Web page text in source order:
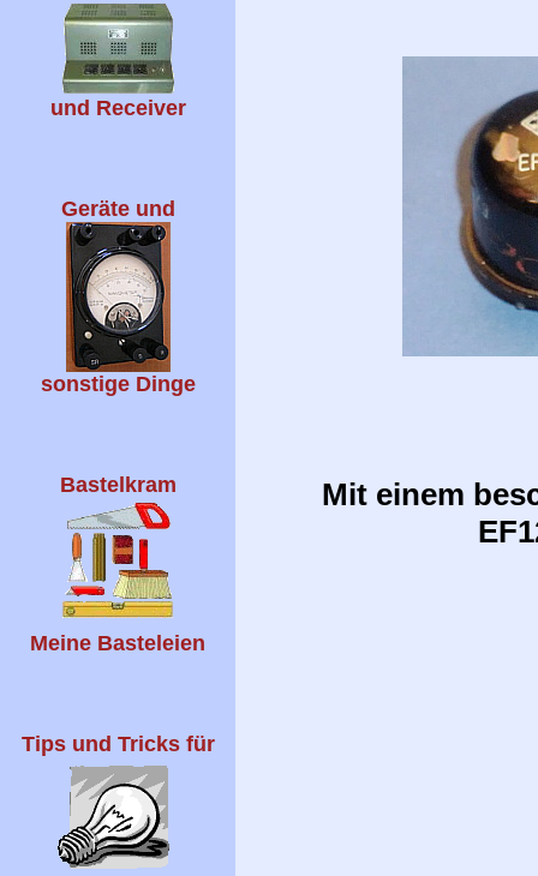
und Receiver
Geräte und
sonstige Dinge
Bastelkram
Meine Basteleien
Tips und Tricks für
Mit einem